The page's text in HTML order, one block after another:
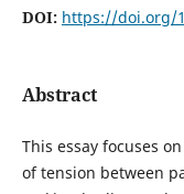
DOI: https://doi.org/
Abstract
This essay focuses
of tension between